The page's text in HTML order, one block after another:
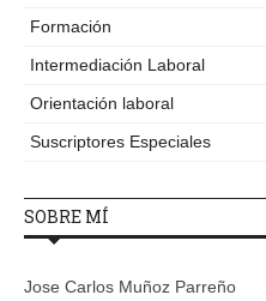
Formación
Intermediación Laboral
Orientación laboral
Suscriptores Especiales
SOBRE MÍ
Jose Carlos Muñoz Parreño